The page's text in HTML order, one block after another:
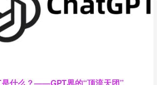
什么？——GPT界的“顶流天团”